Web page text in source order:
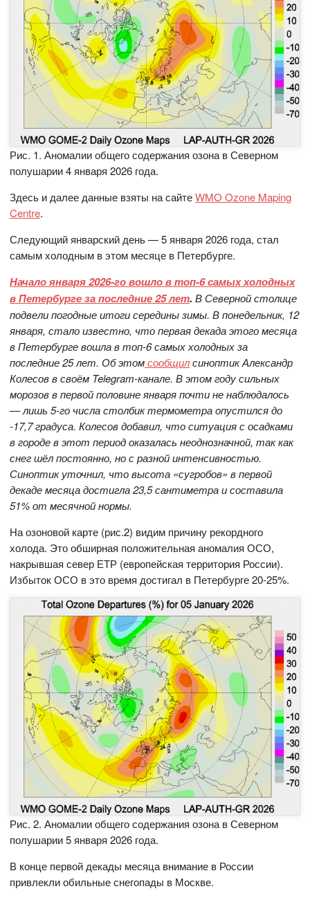
Рис. 1. Аномалии общего содержания озона в Северном
полушарии 4 января 2026 года.
Здесь и далее данные взяты на сайтеWMO Ozone Maping
Centre.
Следующий январский день — 5 января 2026 года, стал
самым холодным в этом месяце в Петербурге.
Начало января 2026-го вошло в топ-6 самых холодных
в Петербурге за последние 25 лет.В Северной столице
подвели погодные итоги середины зимы. В понедельник, 12
января, стало известно, что первая декада этого месяца
в Петербурге вошла в топ-6 самых холодных за
последние 25 лет. Об этомсообщилсиноптик Александр
Колесов в своём Telegram-канале. В этом году сильных
морозов в первой половине января почти не наблюдалось
— лишь 5-го числа столбик термометра опустился до
-17,7 градуса. Колесов добавил, что ситуация с осадками
в городе в этот период оказалась неоднозначной, так как
снег шёл постоянно, но с разной интенсивностью.
Синоптик уточнил, что высота «сугробов» в первой
декаде месяца достигла 23,5 сантиметра и составила
51% от месячной нормы.
На озоновой карте (рис.2) видим причину рекордного
холода. Это обширная положительная аномалия ОСО,
накрывшая север ЕТР (европейская территория России).
Избыток ОСО в это время достигал в Петербурге 20-25%.
Рис. 2. Аномалии общего содержания озона в Северном
полушарии 5 января 2026 года.
В конце первой декады месяца внимание в России
привлекли обильные снегопады в Москве.